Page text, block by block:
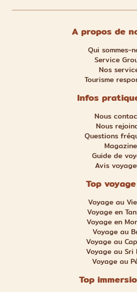
A propos de
Qui sommes-
Service
Nos
Tourisme
Infos
Nous
Nous
Questions
Magazine
Guide de
Avis
Top voyage
Voyage au
Voyage en
Voyage en
Voyage au
Voyage au
Voyage au Sri
Voyage au
Top